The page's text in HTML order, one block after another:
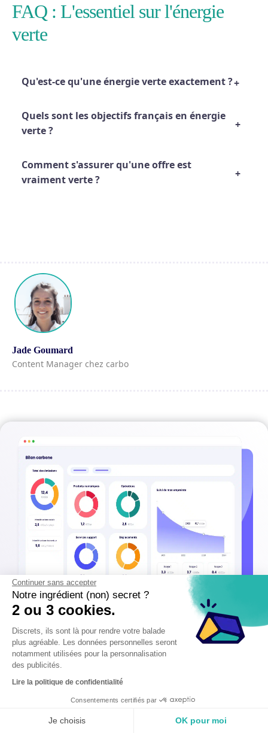
Continuer sans accepter
Notre ingrédient (non) secret ?
2 ou 3 cookies.
Discrets, ils sont là pour rendre votre balade
plus agréable. Les données personnelles seront
notamment utilisées pour la personnalisation
des publicités.
Lire la politique de confidentialité
Consentements certifiés par
Je choisis OK pour moi
FAQ : L'essentiel sur l'énergie
verte
Qu'est-ce qu'une énergie verte exactement ?
Quels sont les objectifs français en énergie
verte ?
Comment s'assurer qu'une offre est
vraiment verte ?
Jade Goumard
Content Manager chez carbo
Maîtriser son bilan carbone devient
un jeu d'enfant avec Carbo.